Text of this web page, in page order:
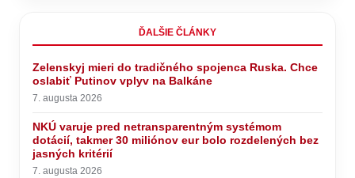
ĎALŠIE ČLÁNKY
Zelenskyj mieri do tradičného spojenca Ruska. Chce
oslabiť Putinov vplyv na Balkáne
7. augusta 2026
NKÚ varuje pred netransparentným systémom
dotácií, takmer 30 miliónov eur bolo rozdelených bez
jasných kritérií
7. augusta 2026